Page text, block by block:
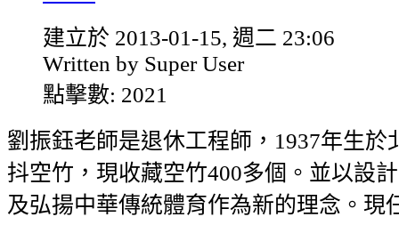
建立於 2013-01-15, 週二 23:06
Written by Super User
點擊數: 2021
劉振鈺老師是退休工程師，1937年生於
抖空竹，現收藏空竹400多個。並以設
及弘揚中華傳統體育作為新的理念。現